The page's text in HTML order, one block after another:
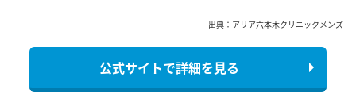
出典： アリア六本木クリニックメンズ
公式サイトで詳細を見る